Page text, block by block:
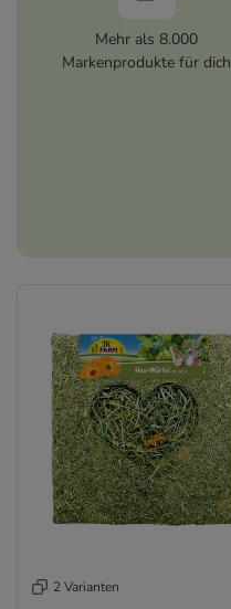
Mehr als 8.000
Markenprodukte für dich
2 Varianten